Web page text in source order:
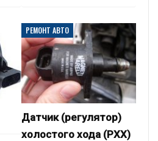
РЕМОНТ АВТО
Датчик (регулятор)
холостого хода (РХХ)